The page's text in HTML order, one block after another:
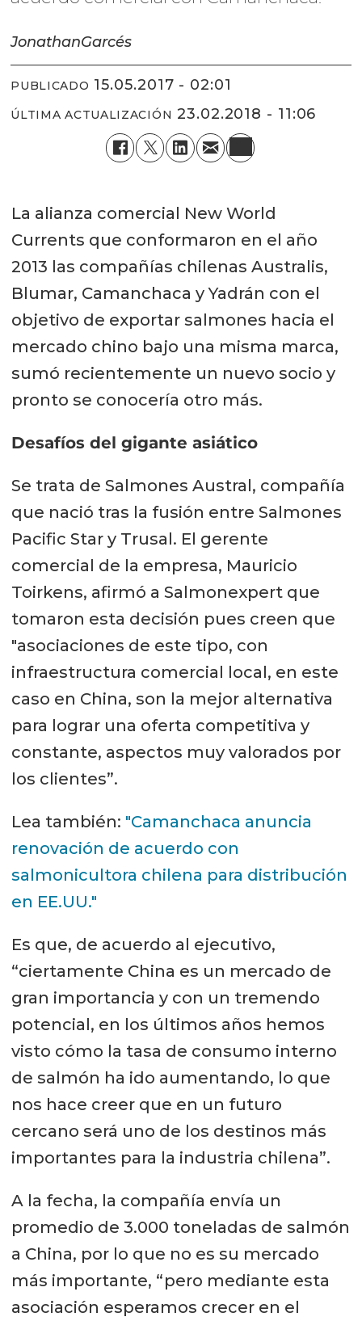
JonathanGarcés
PUBLICADO 15.05.2017 - 02:01
ÚLTIMA ACTUALIZACIÓN 23.02.2018 - 11:06
La alianza comercial New World
Currents que conformaron en el año
2013 las compañías chilenas Australis,
Blumar, Camanchaca y Yadrán con el
objetivo de exportar salmones hacia el
mercado chino bajo una misma marca,
sumó recientemente un nuevo socio y
pronto se conocería otro más.
Desafíos del gigante asiático
Se trata de Salmones Austral, compañía
que nació tras la fusión entre Salmones
Pacific Star y Trusal. El gerente
comercial de la empresa, Mauricio
Toirkens, afirmó a Salmonexpert que
tomaron esta decisión pues creen que
"asociaciones de este tipo, con
infraestructura comercial local, en este
caso en China, son la mejor alternativa
para lograr una oferta competitiva y
constante, aspectos muy valorados por
los clientes”.
Lea también: "Camanchaca anuncia
renovación de acuerdo con
salmonicultora chilena para distribución
en EE.UU."
Es que, de acuerdo al ejecutivo,
“ciertamente China es un mercado de
gran importancia y con un tremendo
potencial, en los últimos años hemos
visto cómo la tasa de consumo interno
de salmón ha ido aumentando, lo que
nos hace creer que en un futuro
cercano será uno de los destinos más
importantes para la industria chilena”.
A la fecha, la compañía envía un
promedio de 3.000 toneladas de salmón
a China, por lo que no es su mercado
más importante, “pero mediante esta
asociación esperamos crecer en el